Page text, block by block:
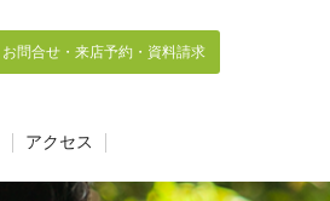
お問合せ・来店予約・資料請求
アクセス